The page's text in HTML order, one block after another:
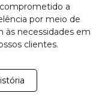
a
por meio de
às necessidades em
clientes.